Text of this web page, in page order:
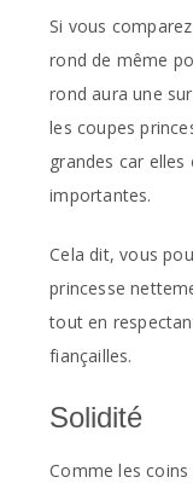
Si vous
rond de même
rond aura une
les coupes
grandes car
importantes.
Cela dit, vous
princesse
tout en
fiançailles.
Solidité
Comme les coins